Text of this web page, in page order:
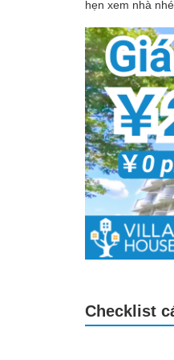
hẹn xem nhà nhé.
Checklist